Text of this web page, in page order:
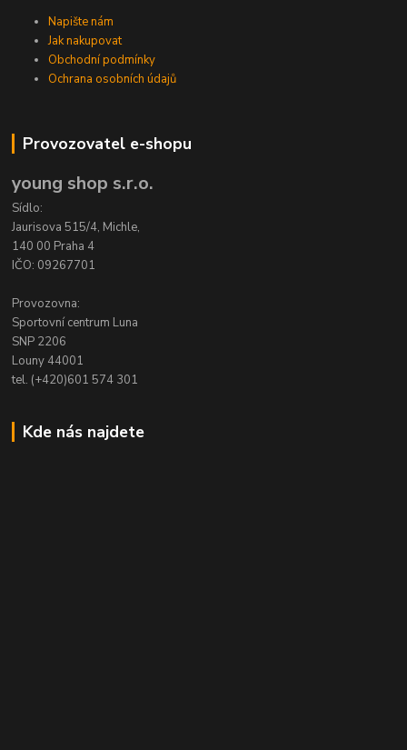
Napište nám
Jak nakupovat
Obchodní podmínky
Ochrana osobních údajů
Provozovatel e-shopu
young shop s.r.o.
Sídlo:
Jaurisova 515/4, Michle,
140 00 Praha 4
IČO: 09267701
Provozovna:
Sportovní centrum Luna
SNP 2206
Louny 44001
tel. (+420)601 574 301
Kde nás najdete